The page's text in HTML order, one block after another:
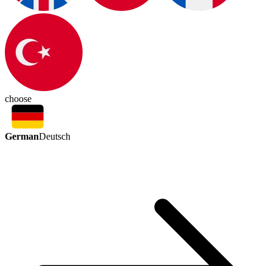
choose
GermanDeutsch